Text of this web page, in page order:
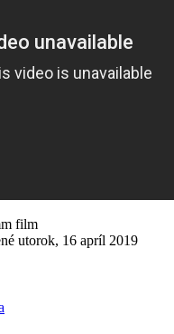
film
utorok, 16 apríl 2019